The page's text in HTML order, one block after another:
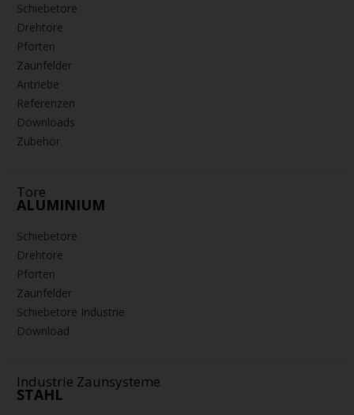
Schiebetore
Drehtore
Pforten
Zaunfelder
Antriebe
Referenzen
Downloads
Zubehör
Tore
ALUMINIUM
Schiebetore
Drehtore
Pforten
Zaunfelder
Schiebetore Industrie
Download
Industrie Zaunsysteme
STAHL